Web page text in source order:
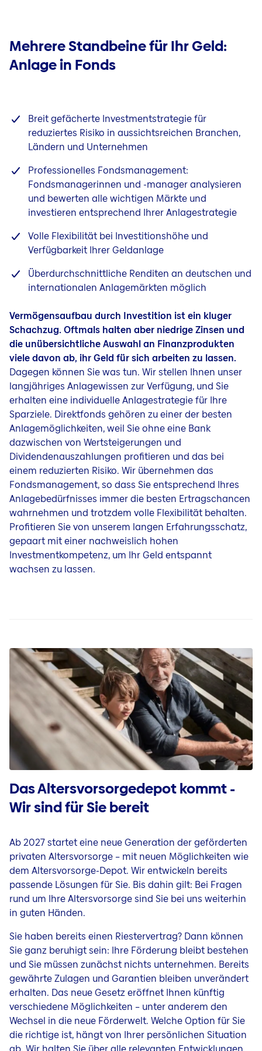
Kunst
Reisegepäck
Unfall von Kindern
Unfall Assistenzleistung
Tierkrankenversicherung
Wohnen im Speckgürtel
Hybride Immobilien
Barrierefreier Umbau
Haus sanieren oder neu bauen?
Energiemaßnahmen
Pelletheizung
Erneuerbare Energien
Energetisch sanieren
Energieanbieterwechsel
Energiekosten sparen
Mehrere Standbeine für Ihr Geld:
Anlage in Fonds
Breit gefächerte Investmentstrategie für
reduziertes Risiko in aussichtsreichen Branchen,
Ländern und Unternehmen
Professionelles Fondsmanagement:
Fondsmanagerinnen und -manager analysieren
und bewerten alle wichtigen Märkte und
investieren entsprechend Ihrer Anlagestrategie
Volle Flexibilität bei Investitionshöhe und
Verfügbarkeit Ihrer Geldanlage
Überdurchschnittliche Renditen an deutschen und
internationalen Anlagemärkten möglich
Vermögensaufbau durch Investition ist ein kluger
Schachzug. Oftmals halten aber niedrige Zinsen und
die unübersichtliche Auswahl an Finanzprodukten
viele davon ab, ihr Geld für sich arbeiten zu lassen.
Dagegen können Sie was tun. Wir stellen Ihnen unser
langjähriges Anlagewissen zur Verfügung, und Sie
erhalten eine individuelle Anlagestrategie für Ihre
Sparziele. Direktfonds gehören zu einer der besten
Anlagemöglichkeiten, weil Sie ohne eine Bank
dazwischen von Wertsteigerungen und
Dividendenauszahlungen profitieren und das bei
einem reduzierten Risiko. Wir übernehmen das
Fondsmanagement, so dass Sie entsprechend Ihres
Anlagebedürfnisses immer die besten Ertragschancen
wahrnehmen und trotzdem volle Flexibilität behalten.
Profitieren Sie von unserem langen Erfahrungsschatz,
gepaart mit einer nachweislich hohen
Investmentkompetenz, um Ihr Geld entspannt
wachsen zu lassen.
Das Altersvorsorgedepot kommt -
Wir sind für Sie bereit
Ab 2027 startet eine neue Generation der geförderten
privaten Altersvorsorge – mit neuen Möglichkeiten wie
dem Altersvorsorge-Depot. Wir entwickeln bereits
passende Lösungen für Sie. Bis dahin gilt: Bei Fragen
rund um Ihre Altersvorsorge sind Sie bei uns weiterhin
in guten Händen.
Sie haben bereits einen Riestervertrag? Dann können
Sie ganz beruhigt sein: Ihre Förderung bleibt bestehen
und Sie müssen zunächst nichts unternehmen. Bereits
gewährte Zulagen und Garantien bleiben unverändert
erhalten. Das neue Gesetz eröffnet Ihnen künftig
verschiedene Möglichkeiten – unter anderem den
Wechsel in die neue Förderwelt. Welche Option für Sie
die richtige ist, hängt von Ihrer persönlichen Situation